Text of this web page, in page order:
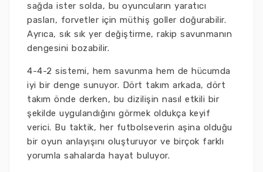
sağda ister solda, bu oyuncuların yaratıcı
pasları, forvetler için müthiş goller doğurabilir.
Ayrıca, sık sık yer değiştirme, rakip savunmanın
dengesini bozabilir.
4-4-2 sistemi, hem savunma hem de hücumda
iyi bir denge sunuyor. Dört takım arkada, dört
takım önde derken, bu dizilişin nasıl etkili bir
şekilde uygulandığını görmek oldukça keyif
verici. Bu taktik, her futbolseverin aşina olduğu
bir oyun anlayışını oluşturuyor ve birçok farklı
yorumla sahalarda hayat buluyor.